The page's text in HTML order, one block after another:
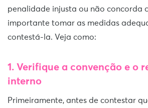
penalidade injusta ou não concorda
importante tomar as medidas
contestá-la. Veja como:
1. Verifique a convenção e o
interno
Primeiramente, antes de contestar